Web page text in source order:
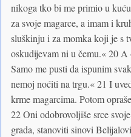
nikoga tko bi me primio u
za svoje magarce, a imam i
sluškinju i za momka koji je s
oskudijevam ni u čemu.« 20
Samo me pusti da ispunim
nemoj noćiti na trgu.« 21 I
krme magarcima. Potom
22 Oni odobrovoljiše srce
grada, stanoviti sinovi